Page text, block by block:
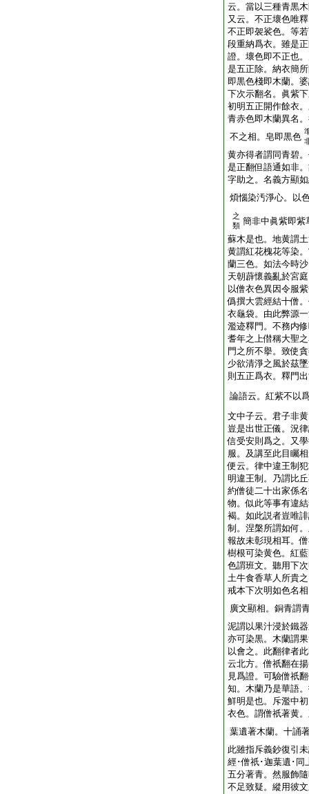
云。當以三種青黒
又云。不正壞色唯
不正即袈裟色。等
段重納爲衣。雖是
證。壞色即不正也
是五正除。納衣簡
即黒色棧即木蘭。
下次示翻名。眞紫
初明五正開作餘衣
青赤色即木蘭異名
不之相。皂即黒色
黄亦得者謂同青碧
是正翻但語通如非
字助之。名義方顯
煩惱染汚淨心。以
之
類 簡非中眞紫即紫
蘇木是也。地黄謂
黄謂紅花槐花等染
蘭三色。如法今時
天朝薜懷義亂於宮
以僧衣色異因令服
僞撰大雲經結十僧
衣龜袋。由此弊源
濫迹釋門。不務内
耆年之上僣稱大聖
門之所不擧。致使
少欲清淨之風於茲
則五正爲衣。釋門
論語云。紅紫不以
文中子云。君子非
豈是出世正儀。況
信受安則爲之。又
服。及講至此目矚
便云。律中違王制
明違王制。乃謂比
約僧徒二十出家係
物。似此等事有違
褐。如此説者豈唯
制。涅槃所謂如何
報故未彰現相耳。
樹根可染黄色。紅
色謂班文。聽用下
土牛食香草人所貴
戒本下次明如色名
廣文顯相。銅青謂
泥謂以果汁浸於鐵
亦可染黒。木蘭謂
以會之。此翻律者
云北方。僧祇翻在
見爲證。可驗僧祇
知。木蘭乃是華語
鮮明是也。斥濫中
衣色。謂僧祇著黄
葉遺著木蘭。十誦
此雖指斥義鈔復引
經･僧祇･迦葉遺･同
五分著青。然服飾
不足致疑。縱用彼